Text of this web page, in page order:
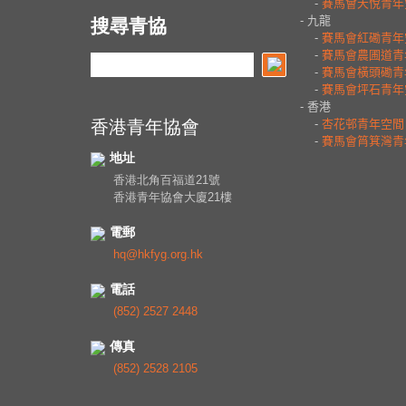
搜尋青協
香港青年協會
地址
香港北角百福道21號
香港青年協會大廈21樓
電郵
hq@hkfyg.org.hk
電話
(852) 2527 2448
傳真
(852) 2528 2105